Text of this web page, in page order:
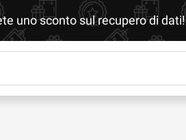
uno sconto sul recupero di dati!